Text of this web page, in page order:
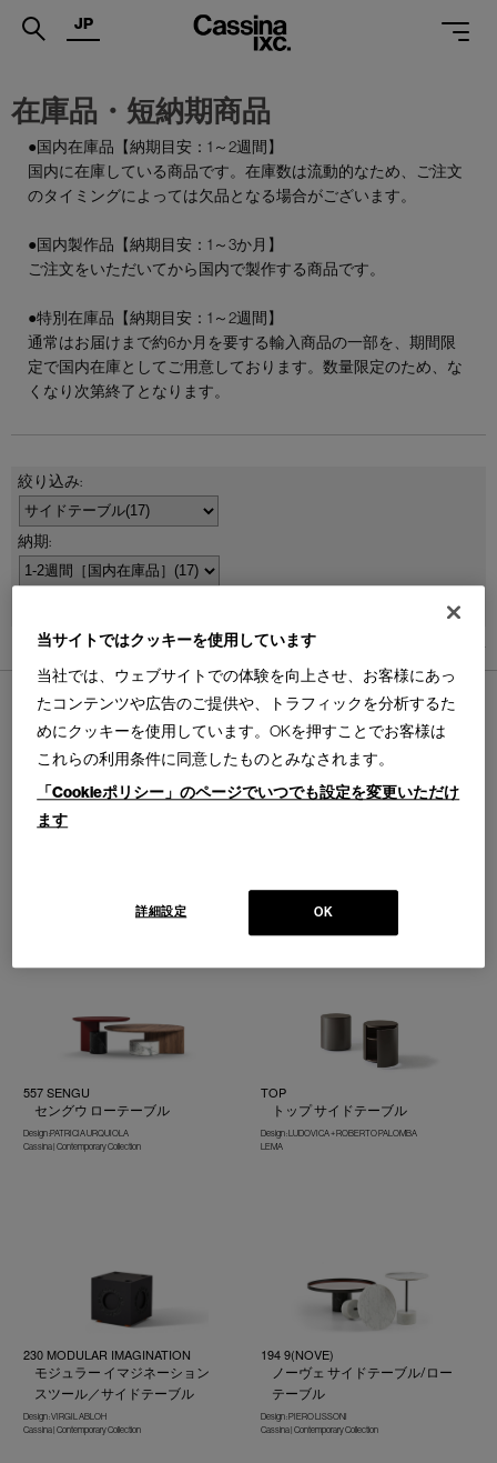
.
SERVICES
MAGAZINE
SUPPORT
SHOPS
CATALOGUES
ONLINE STORE
JP
在庫品・短納期商品
●国内在庫品【納期目安：1～2週間】
国内に在庫している商品です。在庫数は流動的なため、ご注文
のタイミングによっては欠品となる場合がございます。
●国内製作品【納期目安：1～3か月】
ご注文をいただいてから国内で製作する商品です。
●特別在庫品【納期目安：1～2週間】
通常はお届けまで約6か月を要する輸入商品の一部を、期間限
定で国内在庫としてご用意しております。数量限定のため、な
くなり次第終了となります。
件あります
564 SENGU COFFEE TABLE
セングウ コーヒーテーブル ロ
ーテーブル
10 TABLE EN TUBE
557 SENGU
セングウ ローテーブル
Design :PATRICIA URQUIOLA
Cassina | Contemporary Collection
TOP
トップ サイドテーブル
Design : LUDOVICA + ROBERTO PALOMBA
LEMA
230 MODULAR IMAGINATION
モジュラー イマジネーション
スツール／サイドテーブル
Design : VIRGIL ABLOH
Cassina | Contemporary Collection
194 9(NOVE)
ノーヴェ サイドテーブル/ロー
テーブル
Design : PIERO LISSONI
Cassina | Contemporary Collection
当サイトではクッキーを使用しています
当社では、ウェブサイトでの体験を向上させ、お客様にあっ
たコンテンツや広告のご提供や、トラフィックを分析するた
めにクッキーを使用しています。OKを押すことでお客様は
これらの利用条件に同意したものとみなされます。
「Cookieポリシー」のページでいつでも設定を変更いただけ
ます
OK
詳細設定